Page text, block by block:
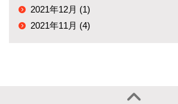
2021年12月 (1)
2021年11月 (4)